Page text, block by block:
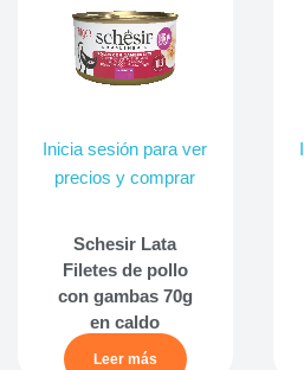
Inicia sesión para ver
precios y comprar
Schesir Lata
Filetes de pollo
con gambas 70g
en caldo
Leer más